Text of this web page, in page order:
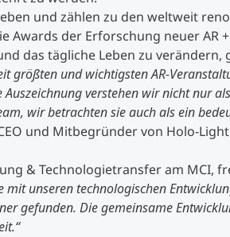
und zählen zu den weltweit
Awards der Erforschung neuer AR
das tägliche Leben zu verändern,
größten und wichtigsten AR-
verstehen wir nicht nur
wir betrachten sie auch als ein
und Mitbegründer von Holo-
& Technologietransfer am MCI,
mit unseren technologischen
gefunden. Die gemeinsame